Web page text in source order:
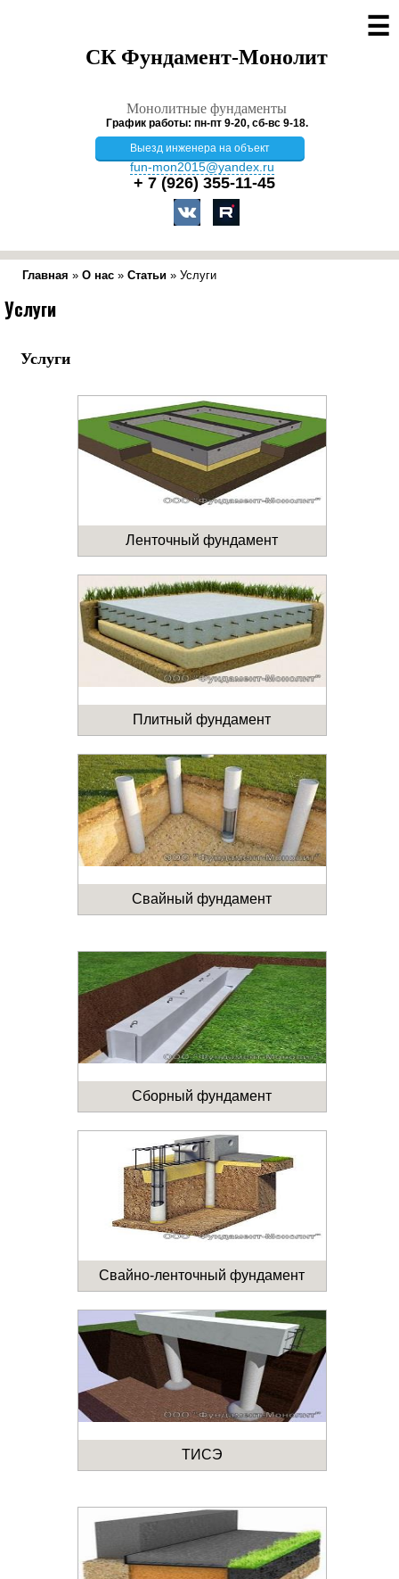
СК Фундамент-Монолит
Монолитные фундаменты
График работы: пн-пт 9-20, сб-вс 9-18.
Выезд инженера на объект
fun-mon2015@yandex.ru
+ 7 (926) 355-11-45
☰
Главная » О нас » Статьи » Услуги
Услуги
Услуги
Ленточный фундамент
Плитный фундамент
Свайный фундамент
Сборный фундамент
Свайно-ленточный фундамент
ТИСЭ